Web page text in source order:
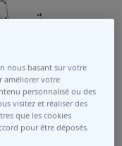
kW
nous basant sur votre
améliorer votre
personnalisé ou des
visitez et réaliser des
que les cookies
pour être déposés.